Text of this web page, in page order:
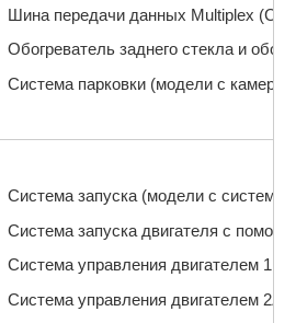
Шина передачи данных Multiplex
Обогреватель заднего стекла и
Система парковки (модели с камерой
Система запуска (модели с
Система запуска двигателя с
Система управления двигателем
Система управления двигателем